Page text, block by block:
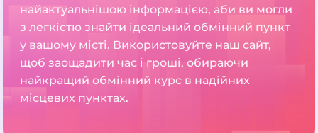
найактуальнішою інформацією, аби ви могли
з легкістю знайти ідеальний обмінний пункт
у вашому місті. Використовуйте наш сайт,
щоб заощадити час і гроші, обираючи
найкращий обмінний курс в надійних
місцевих пунктах.